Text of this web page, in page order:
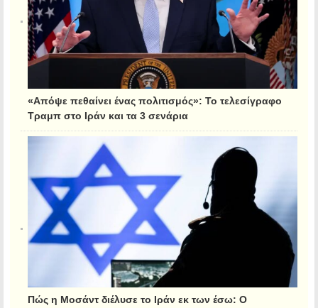
«Απόψε πεθαίνει ένας πολιτισμός»: Το τελεσίγραφο
Τραμπ στο Ιράν και τα 3 σενάρια
Πώς η Μοσάντ διέλυσε το Ιράν εκ των έσω: Ο